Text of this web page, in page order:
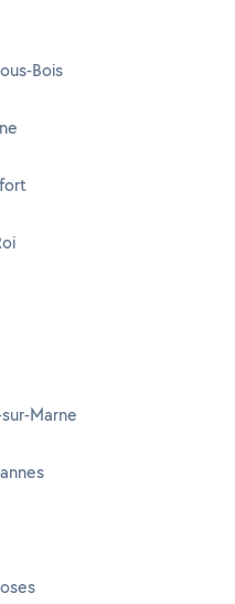
Bois
Marne